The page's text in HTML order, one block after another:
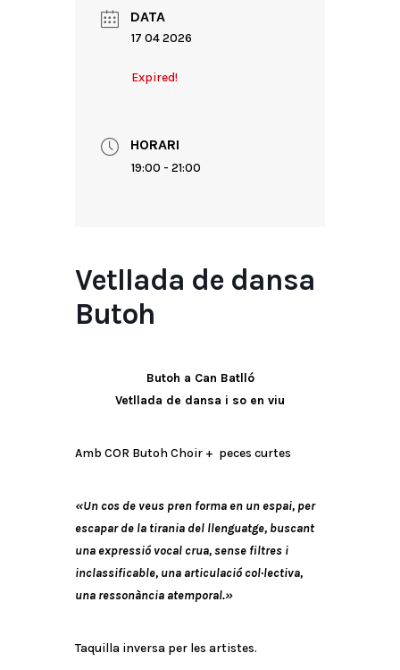
DATA
17 04 2026
Expired!
HORARI
19:00 - 21:00
Vetllada de dansa
Butoh
Butoh a Can Batlló
Vetllada de dansa i so en viu
Amb COR Butoh Choir + peces curtes
«Un cos de veus pren forma en un espai, per
escapar de la tirania del llenguatge, buscant
una expressió vocal crua, sense filtres i
inclassificable, una articulació col·lectiva,
una ressonància atemporal.»
Taquilla inversa per les artistes.